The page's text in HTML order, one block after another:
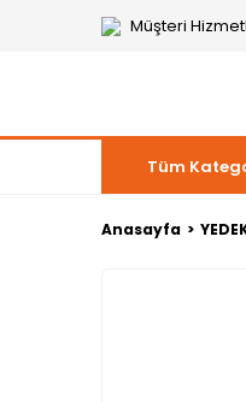
Müşteri
Tüm
Anasayfa